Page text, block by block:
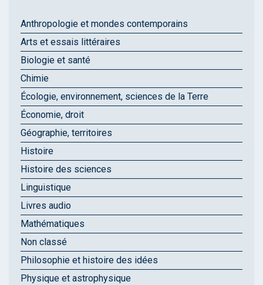
Anthropologie et mondes contemporains
Arts et essais littéraires
Biologie et santé
Chimie
Écologie, environnement, sciences de la Terre
Économie, droit
Géographie, territoires
Histoire
Histoire des sciences
Linguistique
Livres audio
Mathématiques
Non classé
Philosophie et histoire des idées
Physique et astrophysique